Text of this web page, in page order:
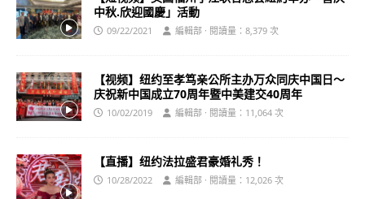
中秋.欣迎國慶」活動
09/22/2021 編輯部 · 閱讀量：8,379 次
【视频】纽约至孝笃亲公所主办万众同庆中国日～
庆祝新中国成立70周年暨中美建交40周年
10/02/2019 編輯部 · 閱讀量：11,064 次
【直播】纽约法拉盛君豪婚礼秀！
10/28/2022 編輯部 · 閱讀量：12,026 次